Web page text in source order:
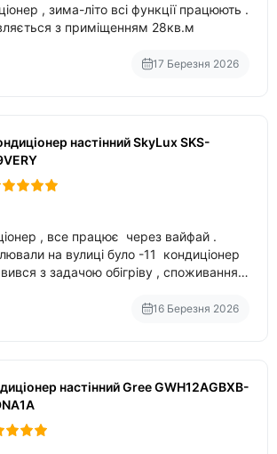
, зима-літо всі функції працюють .
справляється з приміщенням 28кв.м
17 Березня 2026
настінний SkyLux SKS-
, все працює через вайфай .
на вулиці було -11 кондиціонер
з задачою обігріву , споживання
16 Березня 2026
настінний Gree GWH12AGBXB-